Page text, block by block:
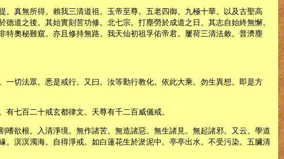
真無所得。賴我三清道祖。玉帝至尊。五老四御。九極十華。以及古聖高
道之後。其始實刻苦功修。北七宗。打塵勞於成道之日。其志自始終無懈。
奧秘難窺。亦且修持無路。我天仙初祖孚佑帝君。屢荷三清法敕。普濟塵
切法眾。悉是戒行。又曰。汝等勤行教化。依此大乘。勿生異想。即是方
七百二十戒玄都律文。天尊有千二百威儀戒。
欲根。入清淨境。無作諸苦。無造諸惡。無生諸見。無起諸邪。又云。學道
溟溟濁海。自得淨戒。如白蓮花生於淤泥中。亭亭出水。不受污染。五臟清